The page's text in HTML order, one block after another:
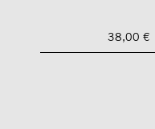
38,00 €